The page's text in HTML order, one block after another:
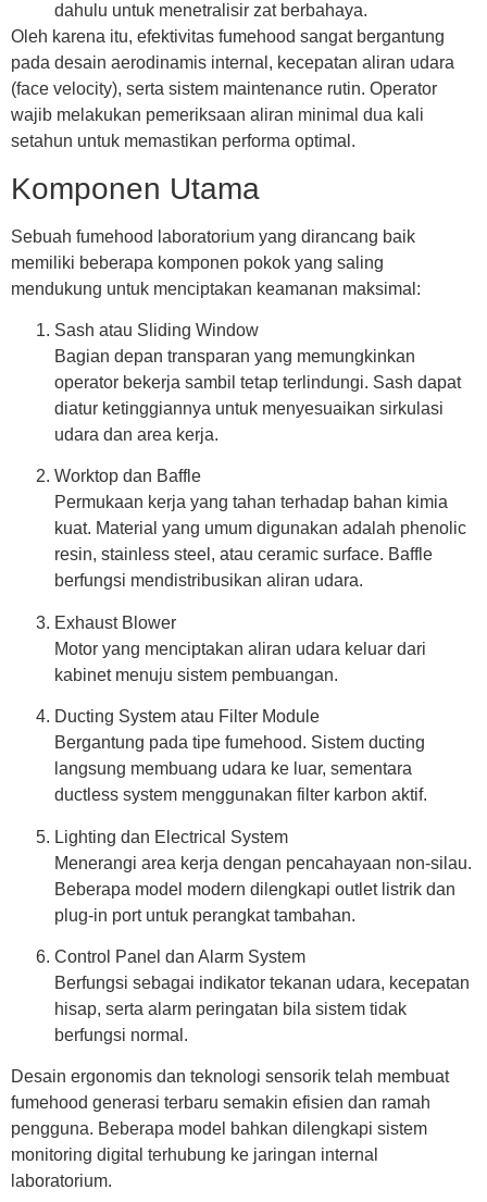
dahulu untuk menetralisir zat berbahaya.
Oleh karena itu, efektivitas fumehood sangat bergantung
pada desain aerodinamis internal, kecepatan aliran udara
(face velocity), serta sistem maintenance rutin. Operator
wajib melakukan pemeriksaan aliran minimal dua kali
setahun untuk memastikan performa optimal.
Komponen Utama
Sebuah fumehood laboratorium yang dirancang baik
memiliki beberapa komponen pokok yang saling
mendukung untuk menciptakan keamanan maksimal:
Sash atau Sliding Window
Bagian depan transparan yang memungkinkan
operator bekerja sambil tetap terlindungi. Sash dapat
diatur ketinggiannya untuk menyesuaikan sirkulasi
udara dan area kerja.
Worktop dan Baffle
Permukaan kerja yang tahan terhadap bahan kimia
kuat. Material yang umum digunakan adalah phenolic
resin, stainless steel, atau ceramic surface. Baffle
berfungsi mendistribusikan aliran udara.
Exhaust Blower
Motor yang menciptakan aliran udara keluar dari
kabinet menuju sistem pembuangan.
Ducting System atau Filter Module
Bergantung pada tipe fumehood. Sistem ducting
langsung membuang udara ke luar, sementara
ductless system menggunakan filter karbon aktif.
Lighting dan Electrical System
Menerangi area kerja dengan pencahayaan non-silau.
Beberapa model modern dilengkapi outlet listrik dan
plug-in port untuk perangkat tambahan.
Control Panel dan Alarm System
Berfungsi sebagai indikator tekanan udara, kecepatan
hisap, serta alarm peringatan bila sistem tidak
berfungsi normal.
Desain ergonomis dan teknologi sensorik telah membuat
fumehood generasi terbaru semakin efisien dan ramah
pengguna. Beberapa model bahkan dilengkapi sistem
monitoring digital terhubung ke jaringan internal
laboratorium.